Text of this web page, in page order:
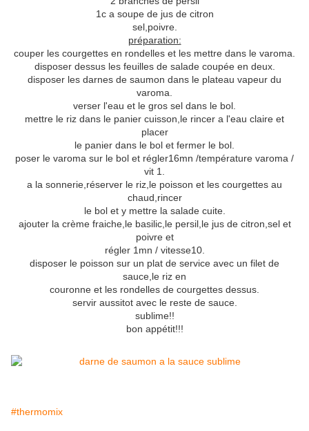
1c a soupe de jus de citron
sel,poivre.
préparation:
couper les courgettes en rondelles et les mettre dans le varoma.
disposer dessus les feuilles de salade coupée en deux.
disposer les darnes de saumon dans le plateau vapeur du
varoma.
verser l'eau et le gros sel dans le bol.
mettre le riz dans le panier cuisson,le rincer a l'eau claire et
placer
le panier dans le bol et fermer le bol.
poser le varoma sur le bol et régler16mn /température varoma /
vit 1.
a la sonnerie,réserver le riz,le poisson et les courgettes au
chaud,rincer
le bol et y mettre la salade cuite.
ajouter la crème fraiche,le basilic,le persil,le jus de citron,sel et
poivre et
régler 1mn / vitesse10.
disposer le poisson sur un plat de service avec un filet de
sauce,le riz en
couronne et les rondelles de courgettes dessus.
servir aussitot avec le reste de sauce.
sublime!!
bon appétit!!!
#thermomix